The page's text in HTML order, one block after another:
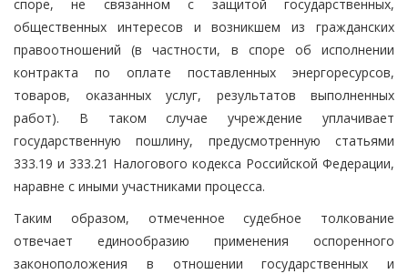
споре, не связанном с защитой государственных,
общественных интересов и возникшем из гражданских
правоотношений (в частности, в споре об исполнении
контракта по оплате поставленных энергоресурсов,
товаров, оказанных услуг, результатов выполненных
работ). В таком случае учреждение уплачивает
государственную пошлину, предусмотренную статьями
333.19 и 333.21 Налогового кодекса Российской Федерации,
наравне с иными участниками процесса.
Таким образом, отмеченное судебное толкование
отвечает единообразию применения оспоренного
законоположения в отношении государственных и